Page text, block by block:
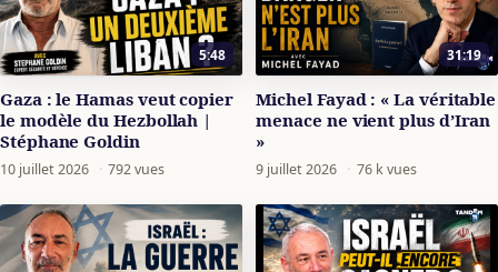
5:48
Gaza : le Hamas veut copier
le modèle du Hezbollah |
Stéphane Goldin
10 juillet 2026 · 792 vues
31:19
Michel Fayad : « La véritable
menace ne vient plus d’Iran
»
9 juillet 2026 · 76 k vues